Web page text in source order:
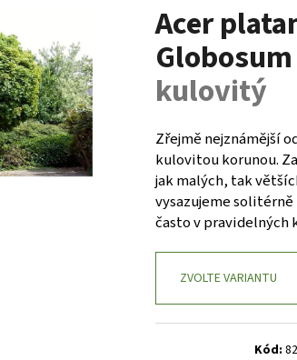
produktu
je
0,0
z
5
hvězdiček.
Acer
kulovitý
Zřejmě nejznámější
kulovitou korunou.
jak malých, tak
vysazujeme
často v pravidelných
ZVOLTE VARIANTU
Kód:
CALLUNA VULGARIS SILVER KNIGHT